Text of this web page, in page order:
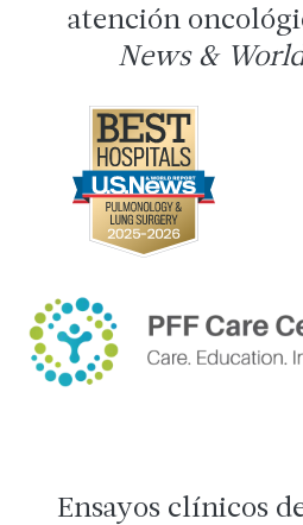
atención
News &
Ensayos clínicos